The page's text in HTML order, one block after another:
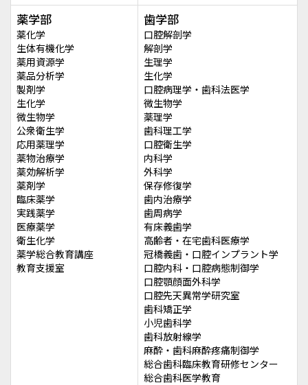
薬学部
薬化学
生体有機化学
薬用資源学
薬品分析学
製剤学
生化学
微生物学
公衆衛生学
応用薬理学
薬物治療学
薬効解析学
薬剤学
臨床薬学
実践薬学
医療薬学
衛生化学
薬学総合教育講座
教育支援室
歯学部
口腔解剖学
解剖学
生理学
生化学
口腔病理学・歯科法医学
微生物学
薬理学
歯科理工学
口腔衛生学
内科学
外科学
保存修復学
歯内治療学
歯周病学
有床義歯学
高齢者・在宅歯科医療学
冠橋義歯・口腔インプラント学
口腔内科・口腔病態制御学
口腔顎顔面外科学
口腔先天異常学研究室
歯科矯正学
小児歯科学
歯科放射線学
麻酔・歯科麻酔疼痛制御学
総合歯科臨床教育研修センター
総合歯科医学教育